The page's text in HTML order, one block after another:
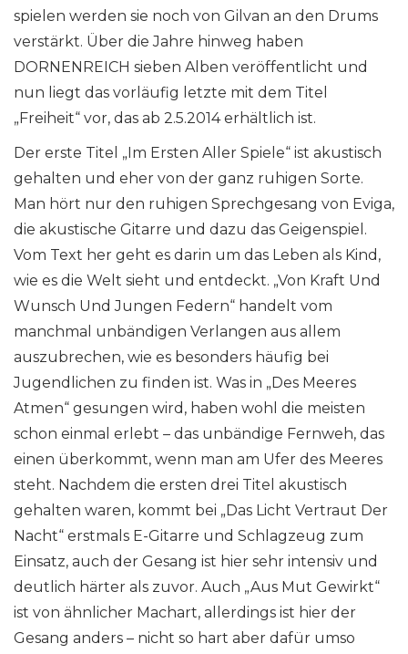
spielen werden sie noch von Gilvan an den Drums
verstärkt. Über die Jahre hinweg haben
DORNENREICH sieben Alben veröffentlicht und
nun liegt das vorläufig letzte mit dem Titel
„Freiheit“ vor, das ab 2.5.2014 erhältlich ist.
Der erste Titel „Im Ersten Aller Spiele“ ist akustisch
gehalten und eher von der ganz ruhigen Sorte.
Man hört nur den ruhigen Sprechgesang von Eviga,
die akustische Gitarre und dazu das Geigenspiel.
Vom Text her geht es darin um das Leben als Kind,
wie es die Welt sieht und entdeckt. „Von Kraft Und
Wunsch Und Jungen Federn“ handelt vom
manchmal unbändigen Verlangen aus allem
auszubrechen, wie es besonders häufig bei
Jugendlichen zu finden ist. Was in „Des Meeres
Atmen“ gesungen wird, haben wohl die meisten
schon einmal erlebt – das unbändige Fernweh, das
einen überkommt, wenn man am Ufer des Meeres
steht. Nachdem die ersten drei Titel akustisch
gehalten waren, kommt bei „Das Licht Vertraut Der
Nacht“ erstmals E-Gitarre und Schlagzeug zum
Einsatz, auch der Gesang ist hier sehr intensiv und
deutlich härter als zuvor. Auch „Aus Mut Gewirkt“
ist von ähnlicher Machart, allerdings ist hier der
Gesang anders – nicht so hart aber dafür umso